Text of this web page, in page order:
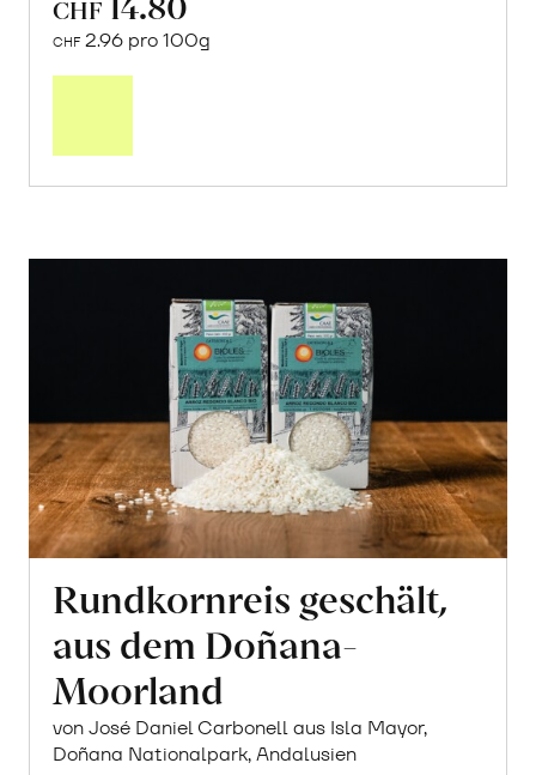
CHF
CHF 2.96 pro 100g
Rundkornreis geschält,
aus dem Doñana-
Moorland
von José Daniel Carbonell aus Isla Mayor,
Doñana Nationalpark, Andalusien